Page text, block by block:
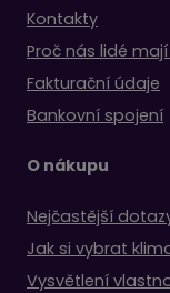
Kontakty
Proč nás lidé
Fakturační údaje
Bankovní spojení
O nákupu
Nejčastější
Jak si vybrat
Vysvětlení